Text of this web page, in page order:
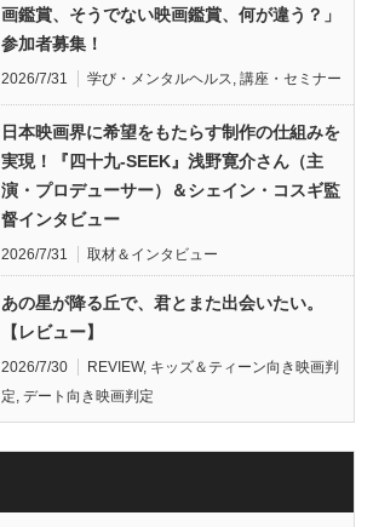
画鑑賞、そうでない映画鑑賞、何が違う？」
参加者募集！
2026/7/31 学び・メンタルヘルス 講座・セミナー
日本映画界に希望をもたらす制作の仕組みを
実現！『四十九-SEEK』浅野寛介さん（主
演・プロデューサー）＆シェイン・コスギ監
督インタビュー
2026/7/31 取材＆インタビュー
あの星が降る丘で、君とまた出会いたい。
【レビュー】
2026/7/30 REVIEW, キッズ＆ティーン向き映画判
定 デート向き映画判定